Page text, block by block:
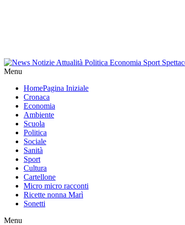
Menu
HomePagina Iniziale
Cronaca
Economia
Ambiente
Scuola
Politica
Sociale
Sanità
Sport
Cultura
Cartellone
Micro micro racconti
Ricette nonna Marì
Sonetti
Menu